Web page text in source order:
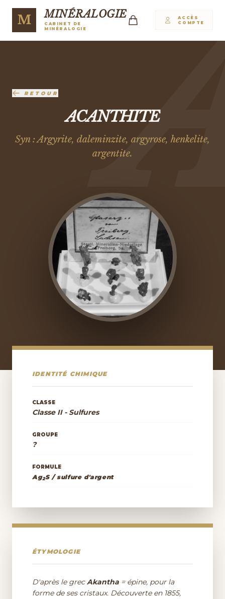
M MINÉRALOGIE
CABINET DE
MINÉRALOGIE
ACCÈS
COMPTE
RETOUR
ACANTHITE
Syn : Argyrite, daleminzite, argyrose, henkelite,
argentite.
IDENTITÉ CHIMIQUE
CLASSE
Classe II - Sulfures
GROUPE
?
FORMULE
Ag2S / sulfure d'argent
ÉTYMOLOGIE
D'après le grecAkantha = épine, pour la
forme de ses cristaux. Découverte en 1855,